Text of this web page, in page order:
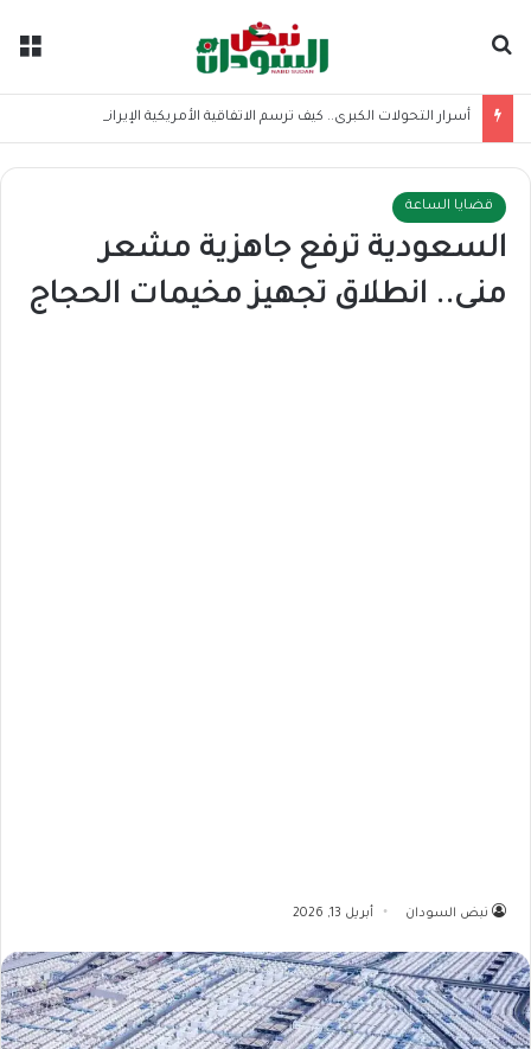
قضايا الساعة
السعودية ترفع جاهزية مشعر
منى.. انطلاق تجهيز مخيمات الحجاج
نبض السودان أبريل 13, 2026